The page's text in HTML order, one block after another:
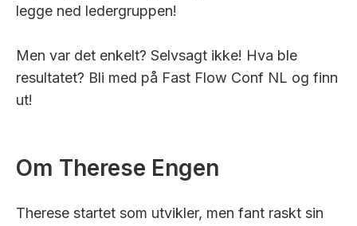
legge ned ledergruppen!
Men var det enkelt? Selvsagt ikke! Hva ble
resultatet? Bli med på Fast Flow Conf NL og finn
ut!
Om Therese Engen
Therese startet som utvikler, men fant raskt sin